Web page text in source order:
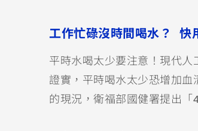
工作忙碌沒時間喝水？ 快
平時水喝太少要注意！現代
證實，平時喝水太少恐增加
的現況，衛福部國健署提出「